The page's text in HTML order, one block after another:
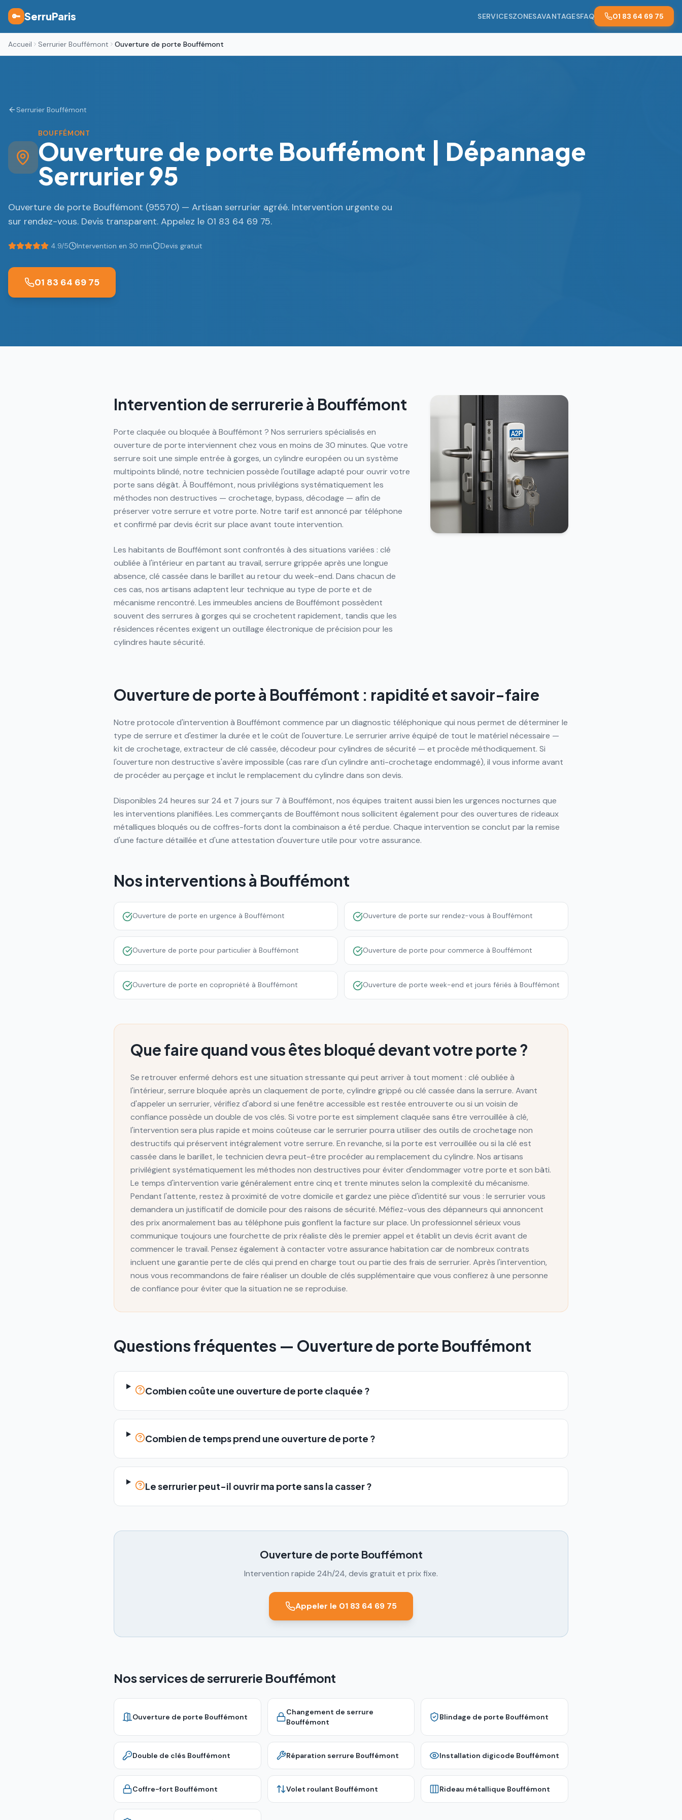
🔑 SerruParis SERVICESZONESAVANTAGESFAQ 01 83 64 69 75
Accueil Serrurier Bouffémont Ouverture de porte Bouffémont
Serrurier Bouffémont
BOUFFÉMONT
Ouverture de porte Bouffémont | Dépannage
Serrurier 95
Ouverture de porte Bouffémont (95570) — Artisan serrurier agréé. Intervention urgente ou
sur rendez-vous. Devis transparent. Appelez le 01 83 64 69 75.
4.9/5 Intervention en 30 min Devis gratuit
01 83 64 69 75
Intervention de serrurerie à Bouffémont
Porte claquée ou bloquée à Bouffémont ? Nos serruriers spécialisés en
ouverture de porte interviennent chez vous en moins de 30 minutes. Que votre
serrure soit une simple entrée à gorges, un cylindre européen ou un système
multipoints blindé, notre technicien possède l'outillage adapté pour ouvrir votre
porte sans dégât. À Bouffémont, nous privilégions systématiquement les
méthodes non destructives — crochetage, bypass, décodage — afin de
préserver votre serrure et votre porte. Notre tarif est annoncé par téléphone
et confirmé par devis écrit sur place avant toute intervention.
Les habitants de Bouffémont sont confrontés à des situations variées : clé
oubliée à l'intérieur en partant au travail, serrure grippée après une longue
absence, clé cassée dans le barillet au retour du week-end. Dans chacun de
ces cas, nos artisans adaptent leur technique au type de porte et de
mécanisme rencontré. Les immeubles anciens de Bouffémont possèdent
souvent des serrures à gorges qui se crochetent rapidement, tandis que les
résidences récentes exigent un outillage électronique de précision pour les
cylindres haute sécurité.
Ouverture de porte à Bouffémont : rapidité et savoir-faire
Notre protocole d'intervention à Bouffémont commence par un diagnostic téléphonique qui nous permet de déterminer le
type de serrure et d'estimer la durée et le coût de l'ouverture. Le serrurier arrive équipé de tout le matériel nécessaire —
kit de crochetage, extracteur de clé cassée, décodeur pour cylindres de sécurité — et procède méthodiquement. Si
l'ouverture non destructive s'avère impossible (cas rare d'un cylindre anti-crochetage endommagé), il vous informe avant
de procéder au perçage et inclut le remplacement du cylindre dans son devis.
Disponibles 24 heures sur 24 et 7 jours sur 7 à Bouffémont, nos équipes traitent aussi bien les urgences nocturnes que
les interventions planifiées. Les commerçants de Bouffémont nous sollicitent également pour des ouvertures de rideaux
métalliques bloqués ou de coffres-forts dont la combinaison a été perdue. Chaque intervention se conclut par la remise
d'une facture détaillée et d'une attestation d'ouverture utile pour votre assurance.
Nos interventions à Bouffémont
Ouverture de porte en urgence à Bouffémont Ouverture de porte sur rendez-vous à Bouffémont
Ouverture de porte pour particulier à Bouffémont Ouverture de porte pour commerce à Bouffémont
Ouverture de porte en copropriété à Bouffémont Ouverture de porte week-end et jours fériés à Bouffémont
Que faire quand vous êtes bloqué devant votre porte ?
Se retrouver enfermé dehors est une situation stressante qui peut arriver à tout moment : clé oubliée à
l'intérieur, serrure bloquée après un claquement de porte, cylindre grippé ou clé cassée dans la serrure. Avant
d'appeler un serrurier, vérifiez d'abord si une fenêtre accessible est restée entrouverte ou si un voisin de
confiance possède un double de vos clés. Si votre porte est simplement claquée sans être verrouillée à clé,
l'intervention sera plus rapide et moins coûteuse car le serrurier pourra utiliser des outils de crochetage non
destructifs qui préservent intégralement votre serrure. En revanche, si la porte est verrouillée ou si la clé est
cassée dans le barillet, le technicien devra peut-être procéder au remplacement du cylindre. Nos artisans
privilégient systématiquement les méthodes non destructives pour éviter d'endommager votre porte et son bâti.
Le temps d'intervention varie généralement entre cinq et trente minutes selon la complexité du mécanisme.
Pendant l'attente, restez à proximité de votre domicile et gardez une pièce d'identité sur vous : le serrurier vous
demandera un justificatif de domicile pour des raisons de sécurité. Méfiez-vous des dépanneurs qui annoncent
des prix anormalement bas au téléphone puis gonflent la facture sur place. Un professionnel sérieux vous
communique toujours une fourchette de prix réaliste dès le premier appel et établit un devis écrit avant de
commencer le travail. Pensez également à contacter votre assurance habitation car de nombreux contrats
incluent une garantie perte de clés qui prend en charge tout ou partie des frais de serrurier. Après l'intervention,
nous vous recommandons de faire réaliser un double de clés supplémentaire que vous confierez à une personne
de confiance pour éviter que la situation ne se reproduise.
Questions fréquentes — Ouverture de porte Bouffémont
Combien coûte une ouverture de porte claquée ?
Combien de temps prend une ouverture de porte ?
Le serrurier peut-il ouvrir ma porte sans la casser ?
Ouverture de porte Bouffémont
Intervention rapide 24h/24, devis gratuit et prix fixe.
Appeler le 01 83 64 69 75
Nos services de serrurerie Bouffémont
Ouverture de porte Bouffémont
Changement de serrure
Bouffémont
Blindage de porte Bouffémont
Double de clés Bouffémont Réparation serrure Bouffémont Installation digicode Bouffémont
Coffre-fort Bouffémont Volet roulant Bouffémont Rideau métallique Bouffémont